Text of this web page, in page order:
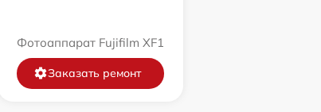
Фотоаппарат Fujifilm XF1
Заказать ремонт